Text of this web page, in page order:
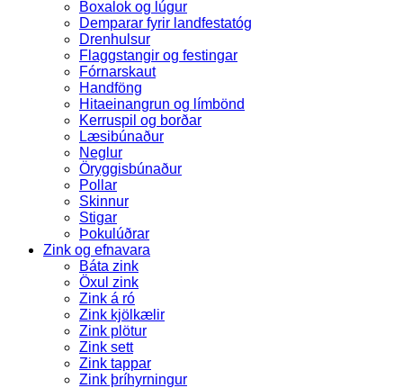
Boxalok og lúgur
Demparar fyrir landfestatóg
Drenhulsur
Flaggstangir og festingar
Fórnarskaut
Handföng
Hitaeinangrun og límbönd
Kerruspil og borðar
Læsibúnaður
Neglur
Öryggisbúnaður
Pollar
Skinnur
Stigar
Þokulúðrar
Zink og efnavara
Báta zink
Öxul zink
Zink á ró
Zink kjölkælir
Zink plötur
Zink sett
Zink tappar
Zink þríhyrningur